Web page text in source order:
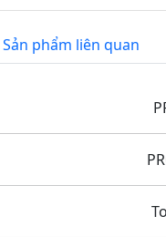
t
e
Sản phẩm liên quan
PROLiNK
đế